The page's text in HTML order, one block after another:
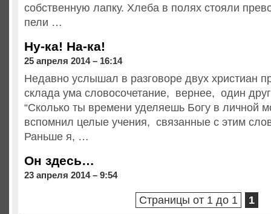
собственную лапку. Хлеба в полях стояли
пели …
Ну-ка! На-ка!
25 апреля 2014 – 16:14
Недавно услышал в разговоре двух христиан
склада ума словосочетание, вернее, один
“Сколько ты времени уделяешь Богу в личной
вспомнил целые учения, связанные с этим
Раньше я, …
Он здесь…
23 апреля 2014 – 9:54
Страницы от 1 до 1 1